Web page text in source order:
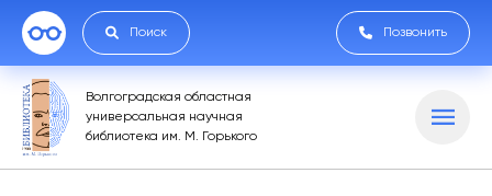
Поиск Позвонить
Волгоградская областная
универсальная научная
библиотека им. М. Горького